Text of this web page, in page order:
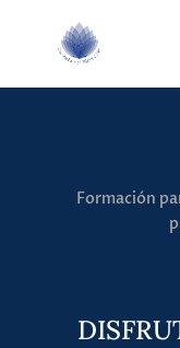
Formación